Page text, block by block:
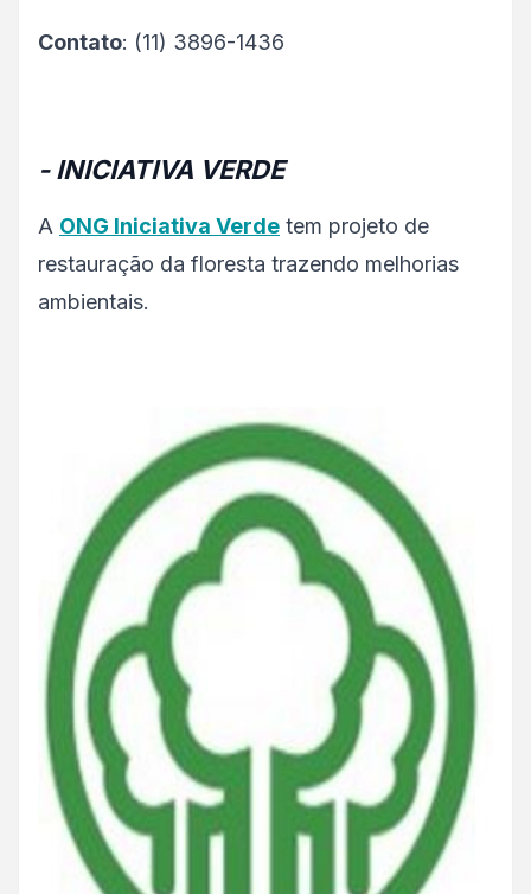
Contato: (11) 3896-1436
- INICIATIVA VERDE
A ONG Iniciativa Verde tem projeto de
restauração da floresta trazendo melhorias
ambientais.